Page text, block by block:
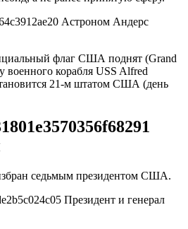
Астроном Андерс
флаг США поднят (Grand
военного корабля USS Alfred
21-м штатом США (день
седьмым президентом США.
Президент и генерал